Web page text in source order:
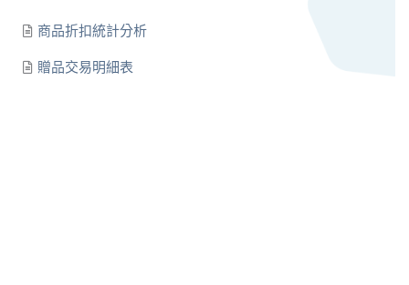
商品折扣統計分析
贈品交易明細表